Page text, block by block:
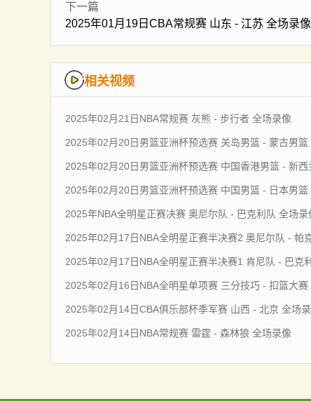
下一篇
2025年01月19日CBA常规赛 山东 - 江苏 全场录像
相关视频
2025年02月21日NBA常规赛 灰熊 - 步行者 全场录像
2025年02月20日男篮亚洲杯预选赛 关岛男篮 - 蒙古男篮
2025年02月20日男篮亚洲杯预选赛 中国香港男篮 - 新西
2025年02月20日男篮亚洲杯预选赛 中国男篮 - 日本男篮
2025年NBA全明星正赛决赛 奥尼尔队 - 巴克利队 全场录
2025年02月17日NBA全明星正赛半决赛2 奥尼尔队 - 帕
2025年02月17日NBA全明星正赛半决赛1 肯尼队 - 巴克
2025年02月16日NBA全明星单项赛 三分技巧 - 扣篮大赛
2025年02月14日CBA俱乐部杯季军赛 山西 - 北京 全场
2025年02月14日NBA常规赛 雷霆 - 森林狼 全场录像